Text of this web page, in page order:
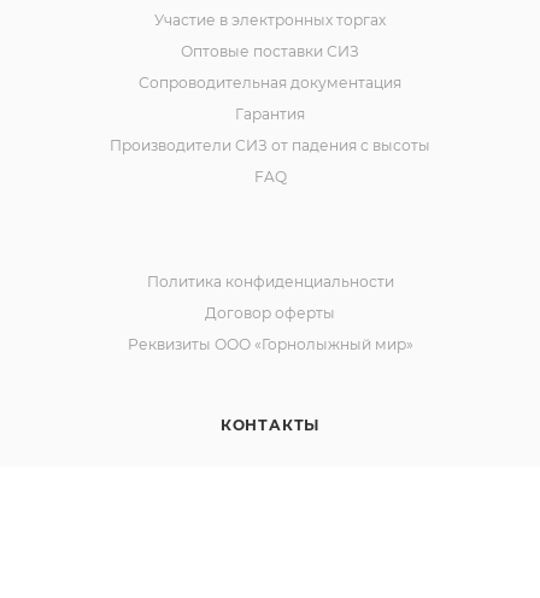
Участие в электронных торгах
Оптовые поставки СИЗ
Сопроводительная документация
Гарантия
Производители СИЗ от падения с высоты
FAQ
КОНТАКТЫ
Политика конфиденциальности
Договор оферты
Реквизиты ООО «Горнолыжный мир»